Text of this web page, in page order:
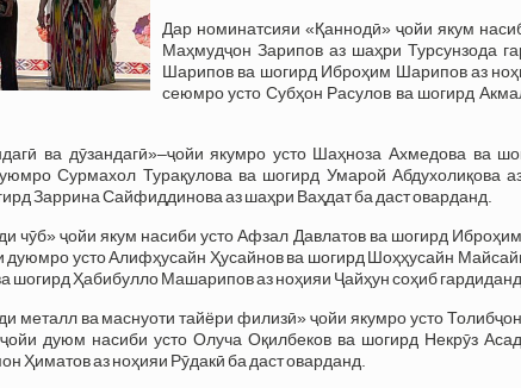
Дар номинатсияи «Қаннодӣ» ҷойи якум
Маҳмудҷон Зарипов аз шаҳри Турсунзода
Шарипов ва шогирд Иброҳим Шарипов аз
сеюмро усто Субҳон Расулов ва шогирд
ва дӯзандагӣ»–ҷойи якумро усто Шаҳноза Ахмедова ва
Сурмахол Турақулова ва шогирд Умарой Абдухолиқова
Заррина Сайфиддинова аз шаҳри Ваҳдат ба даст оварданд.
чӯб» ҷойи якум насиби усто Афзал Давлатов ва шогирд
усто Алифҳусайн Ҳусайнов ва шогирд Шоҳҳусайн
шогирд Ҳабибулло Машарипов аз ноҳияи Ҷайҳун соҳиб гардиданд.
металл ва маснуоти тайёри филизӣ» ҷойи якумро усто
дуюм насиби усто Олуча Оқилбеков ва шогирд Некрӯз
Ҳиматов аз ноҳияи Рӯдакӣ ба даст оварданд.